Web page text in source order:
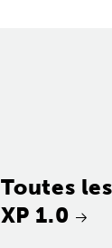
Toutes
XP 1.0